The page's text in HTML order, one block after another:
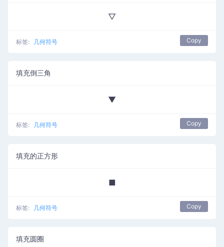
▽
标签: 几何符号 Copy
填充倒三角
▼
标签: 几何符号 Copy
填充的正方形
■
标签: 几何符号 Copy
填充圆圈